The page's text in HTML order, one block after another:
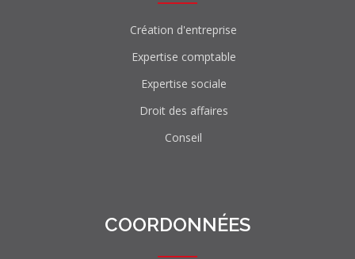
Création d'entreprise
Expertise comptable
Expertise sociale
Droit des affaires
Conseil
COORDONNÉES